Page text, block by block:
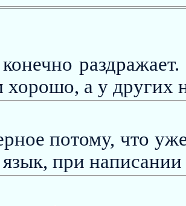
а у других
потому, что
при